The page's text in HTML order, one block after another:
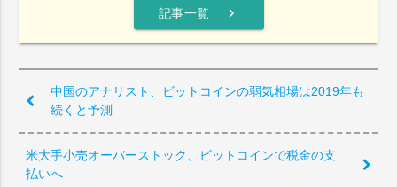
記事一覧 chevron_right
中国のアナリスト、ビットコインの弱気相場は2019年も
続くと予測
米大手小売オーバーストック、ビットコインで税金の支
払いへ